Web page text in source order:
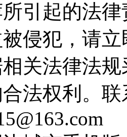
引起的法
侵犯，请
关法律法
法权利。